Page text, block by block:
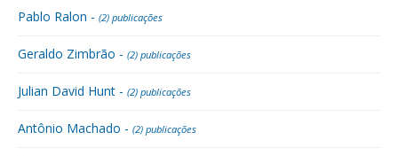
Pablo Ralon - (2) publicações
Geraldo Zimbrão - (2) publicações
Julian David Hunt - (2) publicações
Antônio Machado - (2) publicações